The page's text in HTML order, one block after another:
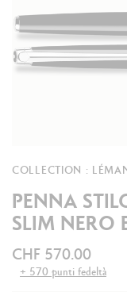
COLLECTION :
PENNA
SLIM NERO
CHF 570.00
+ 570 punti fedeltà